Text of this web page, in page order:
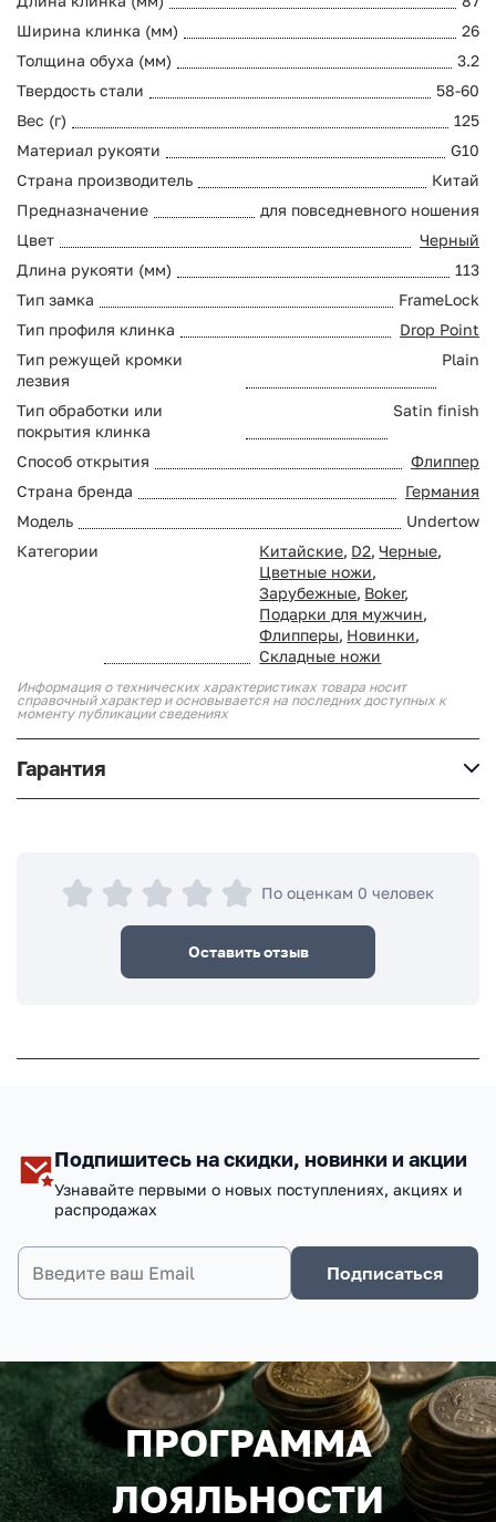
Ширина клинка (мм)
26
Толщина обуха (мм)
3.2
Твердость стали
58-60
Вес (г)
125
Материал рукояти
G10
Страна производитель
Китай
Предназначение
для повседневного ношения
Цвет
Черный
Длина рукояти (мм)
113
Тип замка
FrameLock
Тип профиля клинка
Drop Point
Тип режущей кромки
лезвия
Plain
Тип обработки или
покрытия клинка
Satin finish
Способ открытия
Флиппер
Страна бренда
Германия
Модель
Undertow
Категории
Китайские, D2, Черные,
Цветные ножи,
Зарубежные, Boker,
Подарки для мужчин,
Флипперы, Новинки,
Складные ножи
Информация о технических характеристиках товара носит
справочный характер и основывается на последних доступных к
моменту публикации сведениях
Гарантия
По оценкам 0 человек
Оставить отзыв
Подпишитесь на скидки, новинки и акции
Узнавайте первыми о новых поступлениях, акциях и
распродажах
Подписаться
ПРОГРАММА
ЛОЯЛЬНОСТИ